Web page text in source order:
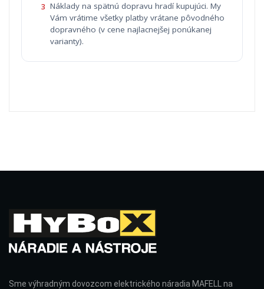
3 Náklady na spätnú dopravu hradí kupujúci. My
Vám vrátime všetky platby vrátane pôvodného
dopravného (v cene najlacnejšej ponúkanej
varianty).
Sme výhradným dovozcom elektrického náradia MAFELL na